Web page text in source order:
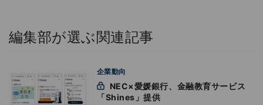
編集部が選ぶ関連記事
企業動向
「Shines」提供